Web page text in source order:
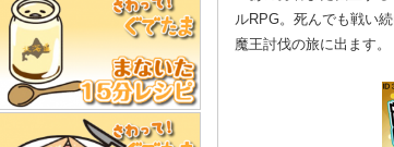
ルRPG。死んでも戦い
魔王討伐の旅に出ます。